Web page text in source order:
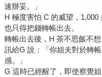
速辦妥。」
H 極度害怕 C 的威望，1,000
也只得把錢轉帳出去。
轉帳出去後，H 茶不思飯不
訊給G 說：「你姐夫對於轉
感。」
G 這時已經醒了，即使察覺